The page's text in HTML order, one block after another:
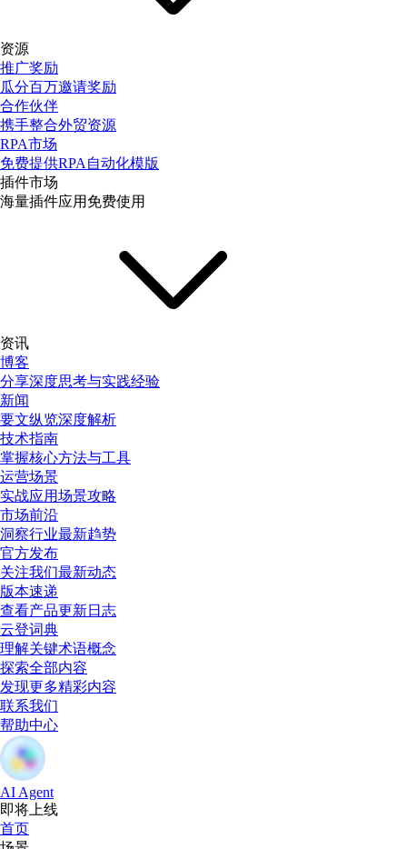
资源
推广奖励
瓜分百万邀请奖励
合作伙伴
携手整合外贸资源
RPA市场
免费提供RPA自动化模版
插件市场
海量插件应用免费使用
资讯
博客
分享深度思考与实践经验
新闻
要文纵览深度解析
技术指南
掌握核心方法与工具
运营场景
实战应用场景攻略
市场前沿
洞察行业最新趋势
官方发布
关注我们最新动态
版本速递
查看产品更新日志
云登词典
理解关键术语概念
探索全部内容
发现更多精彩内容
联系我们
帮助中心
AI Agent
即将上线
首页